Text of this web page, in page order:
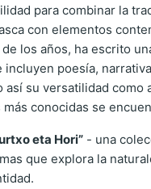
para combinar la
con elementos
los años, ha escrito
incluyen poesía,
así su versatilidad como
más conocidas se
eta Hori” - una
que explora la